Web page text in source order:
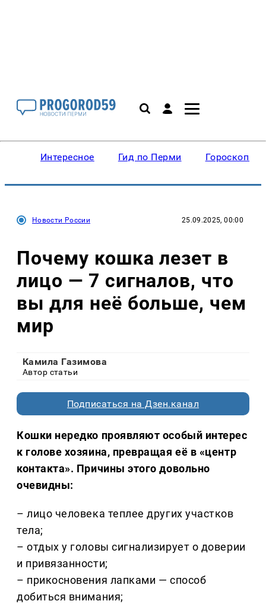
Интересное Гид по Перми Гороскопы
Новости России 25.09.2025, 00:00
Почему кошка лезет в
лицо — 7 сигналов, что
вы для неё больше, чем
мир
Камила Газимова
Автор статьи
Подписаться на Дзен.канал
Кошки нередко проявляют особый интерес
к голове хозяина, превращая её в «центр
контакта». Причины этого довольно
очевидны:
– лицо человека теплее других участков
тела;
– отдых у головы сигнализирует о доверии
и привязанности;
– прикосновения лапками — способ
добиться внимания;